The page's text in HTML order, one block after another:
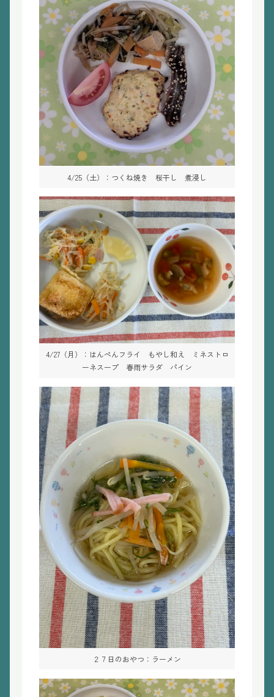
4/25（土）：つくね焼き 桜干し 煮浸し
4/27（月）：はんぺんフライ もやし和え ミネストロ
ーネスープ 春雨サラダ パイン
２７日のおやつ：ラーメン